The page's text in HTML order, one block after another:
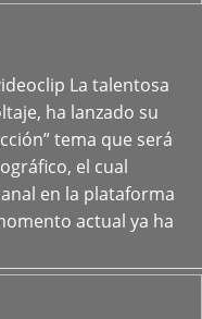
La talentosa
ha lanzado su
tema que será
el cual
en la plataforma
actual ya ha